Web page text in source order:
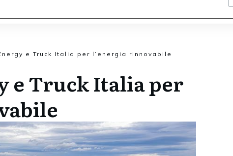
e Truck Italia per l’energia rinnovabile
e Truck Italia per